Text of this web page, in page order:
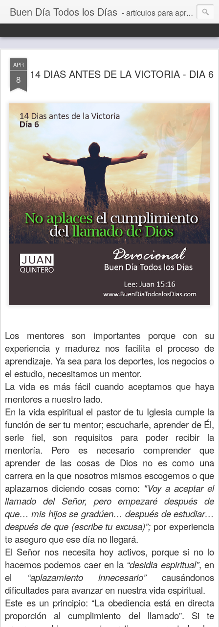
Buen Día Todos los Días - artículos para aprender a vivir mejor, un día a la vez. Por Juan C Quintero
APR
8 14 DIAS ANTES DE LA VICTORIA - DIA 6
Los mentores son importantes porque con su
experiencia y madurez nos facilita el proceso de
aprendizaje. Ya sea para los deportes, los negocios o
el estudio, necesitamos un mentor.
La vida es más fácil cuando aceptamos que haya
mentores a nuestro lado.
En la vida espiritual el pastor de tu Iglesia cumple la
función de ser tu mentor; escucharle, aprender de Él,
serle fiel, son requisitos para poder recibir la
mentoría. Pero es necesario comprender que
aprender de las cosas de Dios no es como una
carrera en la que nosotros mismos escogemos o que
aplazamos diciendo cosas como: "Voy a aceptar el
llamado del Señor, pero empezaré después de
que… mis hijos se gradúen… después de estudiar…
después de que (escribe tu excusa)”; por experiencia
te aseguro que ese día no llegará.
El Señor nos necesita hoy activos, porque si no lo
hacemos podemos caer en la “desidia espiritual”, en
el “aplazamiento innecesario”causándonos
dificultades para avanzar en nuestra vida espiritual.
Este es un principio: “La obediencia está en directa
proporción al cumplimiento del llamado”. Si te